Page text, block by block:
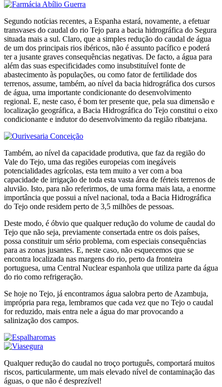
Segundo notícias recentes, a Espanha estará, novamente, a efetuar
transvases do caudal do rio Tejo para a bacia hidrográfica do Segura
situada mais a sul. Claro, que a simples redução do caudal de água
de um dos principais rios ibéricos, não é assunto pacífico e poderá
ter a jusante graves consequências negativas. De facto, a água para
além das suas especificidades como insubstituível fonte de
abastecimento às populações, ou como fator de fertilidade dos
terrenos, assume, também, ao nível da bacia hidrográfica dos cursos
de água, uma importante condicionante do desenvolvimento
regional. E, neste caso, é bom ter presente que, pela sua dimensão e
localização geográfica, a Bacia Hidrográfica do Tejo constitui o eixo
condicionante e indutor do desenvolvimento da região ribatejana.
Também, ao nível da capacidade produtiva, que faz da região do
Vale do Tejo, uma das regiões europeias com inegáveis
potencialidades agrícolas, esta tem muito a ver com a boa
capacidade de irrigação de toda esta vasta área de férteis terrenos de
aluvião. Isto, para não referirmos, de uma forma mais lata, a enorme
importância que possui a nível nacional, toda a Bacia Hidrográfica
do Tejo onde residem perto de 3,5 milhões de pessoas.
Deste modo, é óbvio que qualquer redução do volume de caudal do
Tejo que não seja, previamente consertada entre os dois países,
possa constituir um sério problema, com especiais consequências
para as zonas jusantes. E, neste caso, não esquecemos que se
encontra localizada nas margens do rio, perto da fronteira
portuguesa, uma Central Nuclear espanhola que utiliza parte da água
do rio como refrigeração.
Se hoje no Tejo, já encontramos água salobra perto de Azambuja,
imprópria para rega, lembramos que cada vez que no Tejo o caudal
for reduzido, mais entra nele a água do mar provocando a
salinização dos campos.
Qualquer redução do caudal no troço português, comportará muitos
riscos, particularmente, um mais elevado nível de contaminação das
águas, o que não é desprezível!